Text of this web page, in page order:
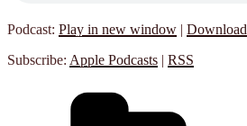
Podcast: Play in new window | Download
Subscribe: Apple Podcasts | RSS